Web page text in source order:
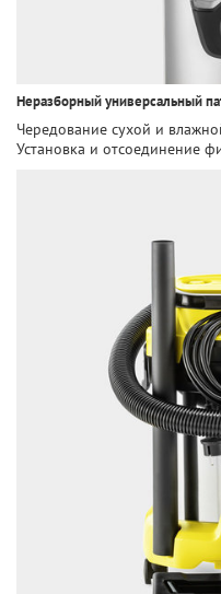
Неразборный универсальный
Чередование сухой и
Установка и отсоединение